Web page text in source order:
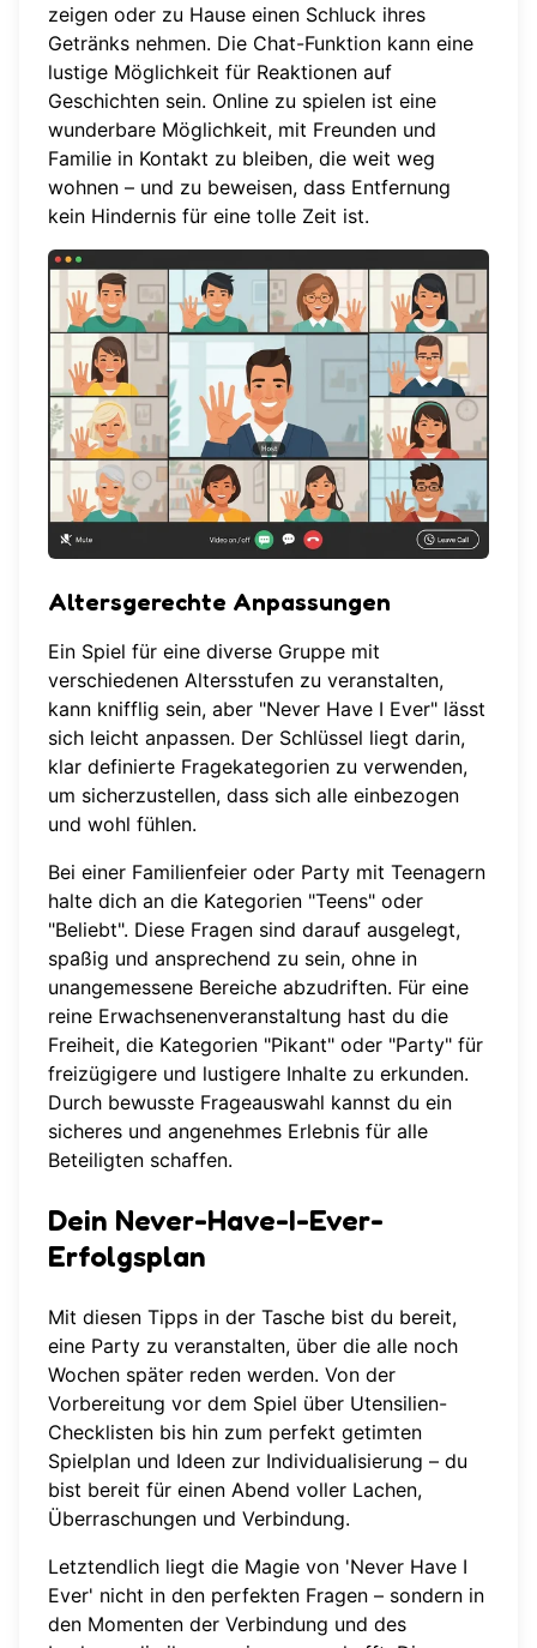
zeigen oder zu Hause einen Schluck ihres
Getränks nehmen. Die Chat-Funktion kann eine
lustige Möglichkeit für Reaktionen auf
Geschichten sein. Online zu spielen ist eine
wunderbare Möglichkeit, mit Freunden und
Familie in Kontakt zu bleiben, die weit weg
wohnen – und zu beweisen, dass Entfernung
kein Hindernis für eine tolle Zeit ist.
Altersgerechte Anpassungen
Ein Spiel für eine diverse Gruppe mit
verschiedenen Altersstufen zu veranstalten,
kann knifflig sein, aber "Never Have I Ever" lässt
sich leicht anpassen. Der Schlüssel liegt darin,
klar definierte Fragekategorien zu verwenden,
um sicherzustellen, dass sich alle einbezogen
und wohl fühlen.
Bei einer Familienfeier oder Party mit Teenagern
halte dich an die Kategorien "Teens" oder
"Beliebt". Diese Fragen sind darauf ausgelegt,
spaßig und ansprechend zu sein, ohne in
unangemessene Bereiche abzudriften. Für eine
reine Erwachsenenveranstaltung hast du die
Freiheit, die Kategorien "Pikant" oder "Party" für
freizügigere und lustigere Inhalte zu erkunden.
Durch bewusste Frageauswahl kannst du ein
sicheres und angenehmes Erlebnis für alle
Beteiligten schaffen.
Dein Never-Have-I-Ever-
Erfolgsplan
Mit diesen Tipps in der Tasche bist du bereit,
eine Party zu veranstalten, über die alle noch
Wochen später reden werden. Von der
Vorbereitung vor dem Spiel über Utensilien-
Checklisten bis hin zum perfekt getimten
Spielplan und Ideen zur Individualisierung – du
bist bereit für einen Abend voller Lachen,
Überraschungen und Verbindung.
Letztendlich liegt die Magie von 'Never Have I
Ever' nicht in den perfekten Fragen – sondern in
den Momenten der Verbindung und des